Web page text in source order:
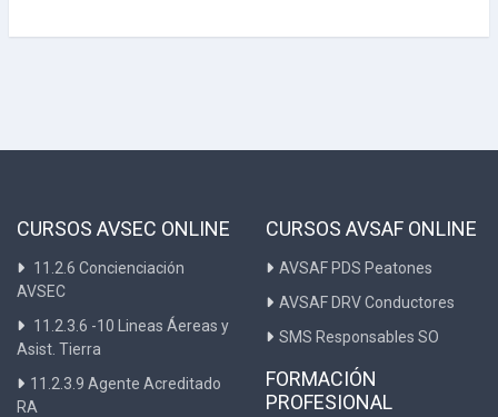
CURSOS AVSEC ONLINE
11.2.6 Concienciación
AVSEC
11.2.3.6 -10 Lineas Áereas y
Asist. Tierra
11.2.3.9 Agente Acreditado
RA
CURSOS AVSAF ONLINE
AVSAF PDS Peatones
AVSAF DRV Conductores
SMS Responsables SO
FORMACIÓN
PROFESIONAL